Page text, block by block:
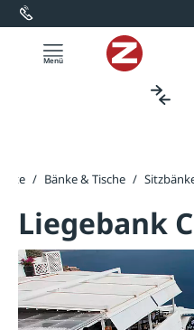
springen
/ Bänke & Tische /
Liegebank